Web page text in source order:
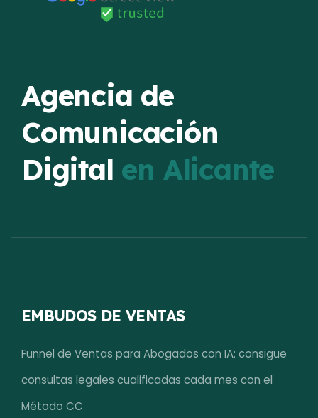
Agencia de
Comunicación
Digital en Alicante
EMBUDOS DE VENTAS
Funnel de Ventas para Abogados con IA: consigue
consultas legales cualificadas cada mes con el
Método CC